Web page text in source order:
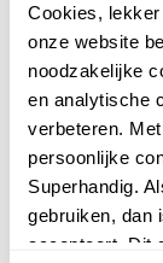
Cookies,
onze website
noodzakelijke
en analytische
verbeteren.
persoonlijke
Superhandig.
gebruiken, dan
accepteert. Dit